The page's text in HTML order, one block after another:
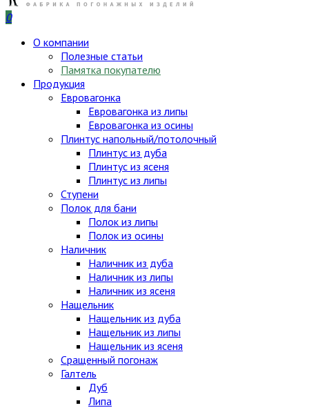
0
О компании
Полезные статьи
Памятка покупателю
Продукция
Евровагонка
Евровагонка из липы
Евровагонка из осины
Плинтус напольный/потолочный
Плинтус из дуба
Плинтус из ясеня
Плинтус из липы
Ступени
Полок для бани
Полок из липы
Полок из осины
Наличник
Наличник из дуба
Наличник из липы
Наличник из ясеня
Нащельник
Нащельник из дуба
Нащельник из липы
Нащельник из ясеня
Сращенный погонаж
Галтель
Дуб
Липа